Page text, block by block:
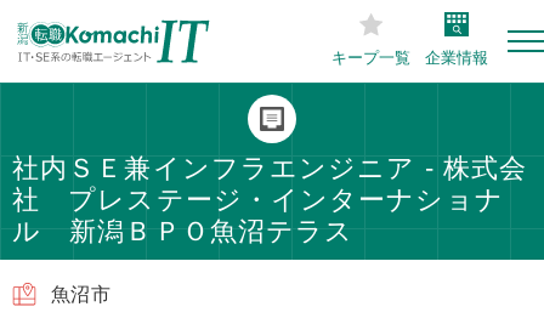
キープ一覧 企業情報
社内ＳＥ兼インフラエンジニア - 株式会
社 プレステージ・インターナショナ
ル 新潟ＢＰＯ魚沼テラス
魚沼市